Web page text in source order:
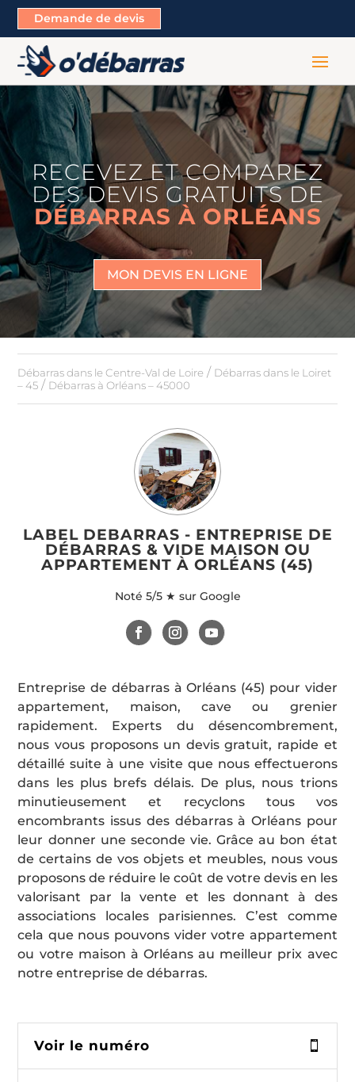
Demande de devis
RECEVEZ ET COMPAREZ
DES DEVIS GRATUITS DE
DÉBARRAS À ORLÉANS
MON DEVIS EN LIGNE
Débarras dans le Centre-Val de Loire / Débarras dans le Loiret
– 45 / Débarras à Orléans – 45000
LABEL DEBARRAS - ENTREPRISE DE
DÉBARRAS & VIDE MAISON OU
APPARTEMENT À ORLÉANS (45)
Noté 5/5 ★ sur Google
Entreprise de débarras à Orléans (45) pour vider
appartement, maison, cave ou grenier
rapidement. Experts du désencombrement,
nous vous proposons un devis gratuit, rapide et
détaillé suite à une visite que nous effectuerons
dans les plus brefs délais. De plus, nous trions
minutieusement et recyclons tous vos
encombrants issus des débarras à Orléans pour
leur donner une seconde vie. Grâce au bon état
de certains de vos objets et meubles, nous vous
proposons de réduire le coût de votre devis en les
valorisant par la vente et les donnant à des
associations locales parisiennes. C’est comme
cela que nous pouvons vider votre appartement
ou votre maison à Orléans au meilleur prix avec
notre entreprise de débarras.
Voir le numéro